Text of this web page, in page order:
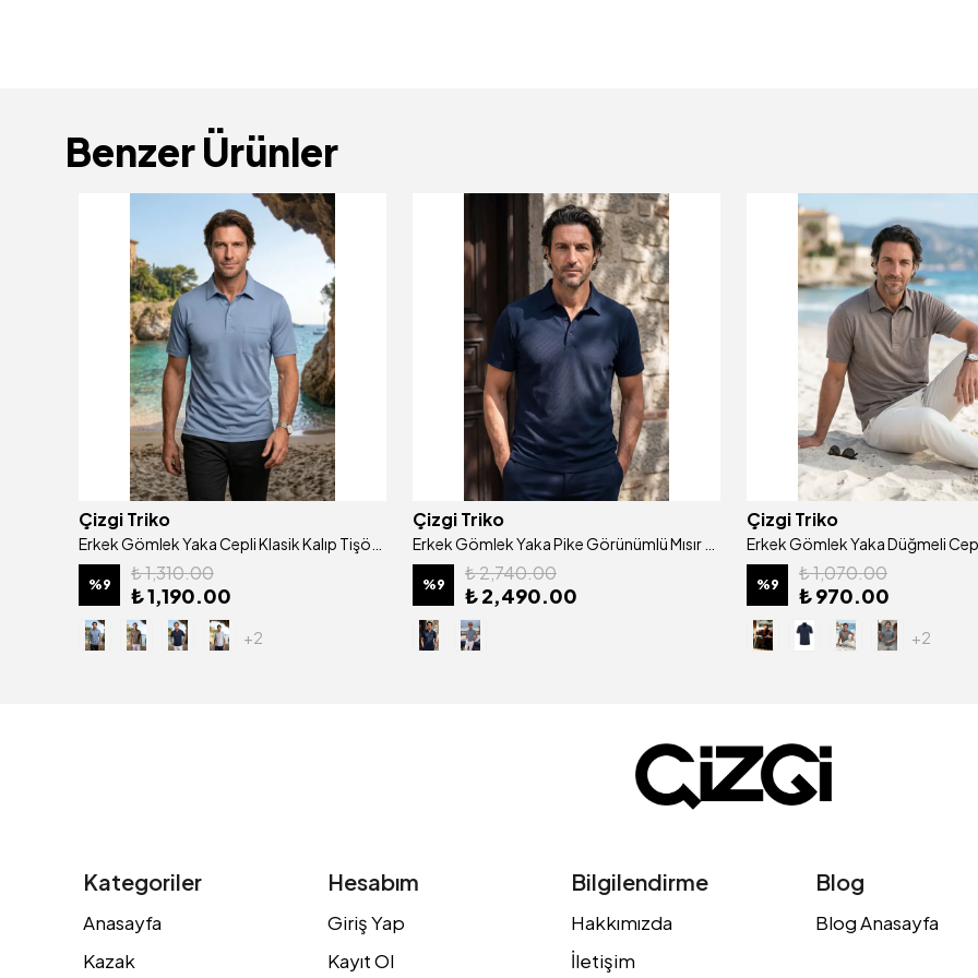
Benzer Ürünler
Çizgi Triko
%9
₺ 1,310.00
₺ 1,190.00
+2
Çizgi Triko
%9
₺ 2,740.00
₺ 2,490.00
Çizgi Triko
%9
₺ 1,070.00
₺ 970.00
+2
Kategoriler
Anasayfa
Kazak
Hesabım
Giriş Yap
Kayıt Ol
Bilgilendirme
Hakkımızda
İletişim
Blog
Blog Anasayfa